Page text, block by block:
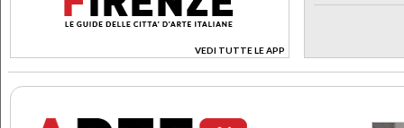
VEDI TUTTE LE APP
>